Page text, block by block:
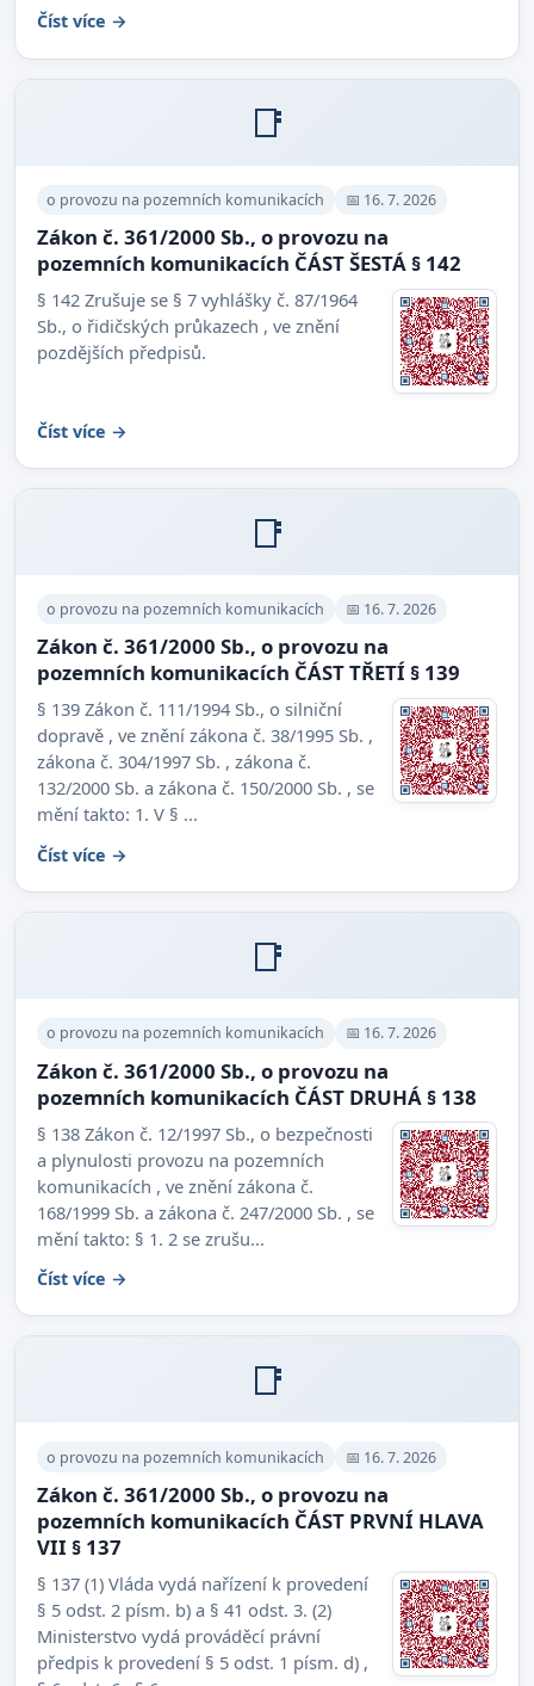
Číst více →
📑
o provozu na pozemních komunikacích 📅 16. 7. 2026
Zákon č. 361/2000 Sb., o provozu na
pozemních komunikacích ČÁST ŠESTÁ § 142
§ 142 Zrušuje se § 7 vyhlášky č. 87/1964
Sb., o řidičských průkazech , ve znění
pozdějších předpisů.
Číst více →
📑
o provozu na pozemních komunikacích 📅 16. 7. 2026
Zákon č. 361/2000 Sb., o provozu na
pozemních komunikacích ČÁST TŘETÍ § 139
§ 139 Zákon č. 111/1994 Sb., o silniční
dopravě , ve znění zákona č. 38/1995 Sb. ,
zákona č. 304/1997 Sb. , zákona č.
132/2000 Sb. a zákona č. 150/2000 Sb. , se
mění takto: 1. V § ...
Číst více →
📑
o provozu na pozemních komunikacích 📅 16. 7. 2026
Zákon č. 361/2000 Sb., o provozu na
pozemních komunikacích ČÁST DRUHÁ § 138
§ 138 Zákon č. 12/1997 Sb., o bezpečnosti
a plynulosti provozu na pozemních
komunikacích , ve znění zákona č.
168/1999 Sb. a zákona č. 247/2000 Sb. , se
mění takto: § 1. 2 se zrušu...
Číst více →
📑
o provozu na pozemních komunikacích 📅 16. 7. 2026
Zákon č. 361/2000 Sb., o provozu na
pozemních komunikacích ČÁST PRVNÍ HLAVA
VII § 137
§ 137 (1) Vláda vydá nařízení k provedení
§ 5 odst. 2 písm. b) a § 41 odst. 3. (2)
Ministerstvo vydá prováděcí právní
předpis k provedení § 5 odst. 1 písm. d) ,